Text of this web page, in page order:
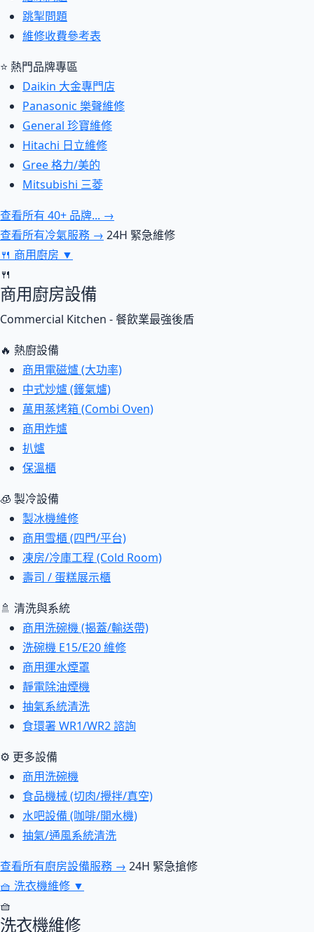
跳掣問題
維修收費參考表
⭐ 熱門品牌專區
Daikin 大金專門店
Panasonic 樂聲維修
General 珍寶維修
Hitachi 日立維修
Gree 格力/美的
Mitsubishi 三菱
查看所有 40+ 品牌... →
查看所有冷氣服務 → 24H 緊急維修
🍴 商用廚房 ▼
🍴
商用廚房設備
Commercial Kitchen - 餐飲業最強後盾
🔥 熱廚設備
商用電磁爐 (大功率)
中式炒爐 (鑊氣爐)
萬用蒸烤箱 (Combi Oven)
商用炸爐
扒爐
保溫櫃
🧊 製冷設備
製冰機維修
商用雪櫃 (四門/平台)
凍房/冷庫工程 (Cold Room)
壽司 / 蛋糕展示櫃
🚿 清洗與系統
商用洗碗機 (揭蓋/輸送帶)
洗碗機 E15/E20 維修
商用運水煙罩
靜電除油煙機
抽氣系統清洗
食環署 WR1/WR2 諮詢
⚙ 更多設備
商用洗碗機
食品機械 (切肉/攪拌/真空)
水吧設備 (咖啡/開水機)
抽氣/通風系統清洗
查看所有廚房設備服務 → 24H 緊急搶修
🧺 洗衣機維修 ▼
🧺
洗衣機維修